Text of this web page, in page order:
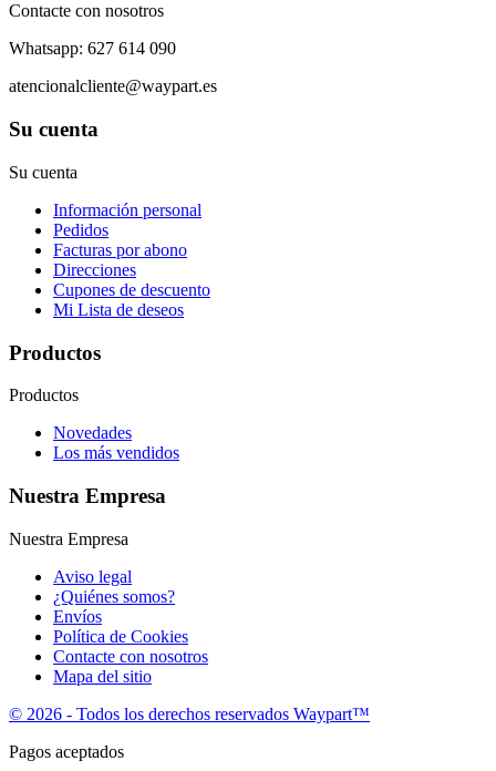
Contacte con nosotros
Whatsapp: 627 614 090
atencionalcliente@waypart.es
Su cuenta
Su cuenta
Información personal
Pedidos
Facturas por abono
Direcciones
Cupones de descuento
Mi Lista de deseos
Productos
Productos
Novedades
Los más vendidos
Nuestra Empresa
Nuestra Empresa
Aviso legal
¿Quiénes somos?
Envíos
Política de Cookies
Contacte con nosotros
Mapa del sitio
© 2026 - Todos los derechos reservados Waypart™
Pagos aceptados